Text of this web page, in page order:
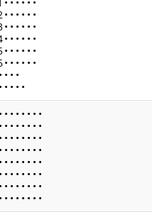
• • • • • •
• • • • • •
• • • • • •
• • • • • •
• • • • • •
• • • •
• • • • •
• • • • • • • •
• • • • • • • •
• • • • • • • •
• • • • • • • •
• • • • • • • •
• • • • • • • •
• • • • • • • •
• • • • • • • •